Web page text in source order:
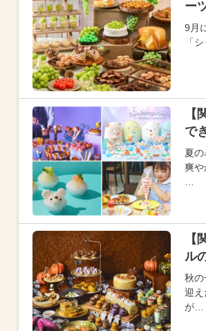
ー
9月
「
【
で
夏
爽や
【
ル
秋
迎え
が…